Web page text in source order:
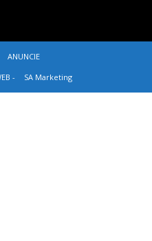
ANUNCIE
-
SA Marketing